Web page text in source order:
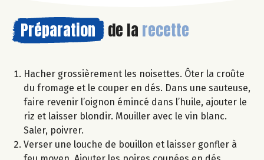
Préparation de la recette
Hacher grossièrement les noisettes. Ôter la croûte
du fromage et le couper en dés. Dans une sauteuse,
faire revenir l’oignon émincé dans l’huile, ajouter le
riz et laisser blondir. Mouiller avec le vin blanc.
Saler, poivrer.
Verser une louche de bouillon et laisser gonfler à